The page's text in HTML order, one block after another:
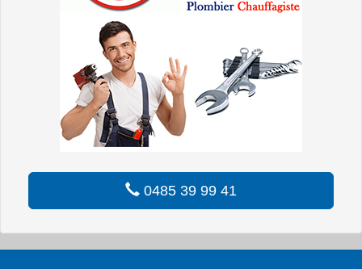
0485 39 99 41